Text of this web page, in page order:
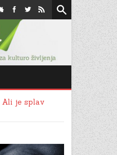
Ali je splav